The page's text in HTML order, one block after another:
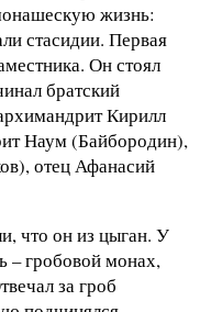
жизнь:
стасидии. Первая
Он стоял
братский
Кирилл
Наум (Байбородин),
отец Афанасий
что он из цыган. У
– гробовой монах,
за гроб